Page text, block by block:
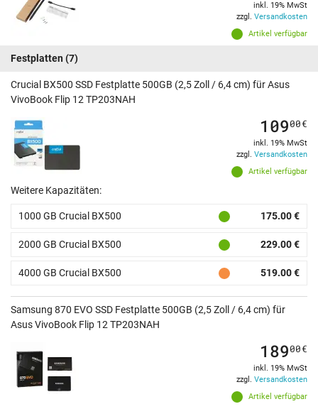
Artikel verfügbar
inkl. 19% MwSt
zzgl. Versandkosten
Festplatten (7)
Crucial BX500 SSD Festplatte 500GB (2,5 Zoll / 6,4 cm) für Asus
VivoBook Flip 12 TP203NAH
Artikel verfügbar
10900€
inkl. 19% MwSt
zzgl. Versandkosten
Weitere Kapazitäten:
1000 GB Crucial BX500 175.00 €
2000 GB Crucial BX500 229.00 €
4000 GB Crucial BX500 519.00 €
Samsung 870 EVO SSD Festplatte 500GB (2,5 Zoll / 6,4 cm) für
Asus VivoBook Flip 12 TP203NAH
Artikel verfügbar
18900€
inkl. 19% MwSt
zzgl. Versandkosten